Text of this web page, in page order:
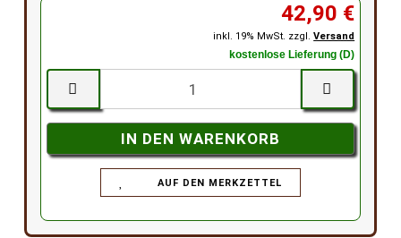
42,90 €
inkl. 19% MwSt. zzgl.Versand
kostenlose Lieferung (D)
AUF DEN MERKZETTEL